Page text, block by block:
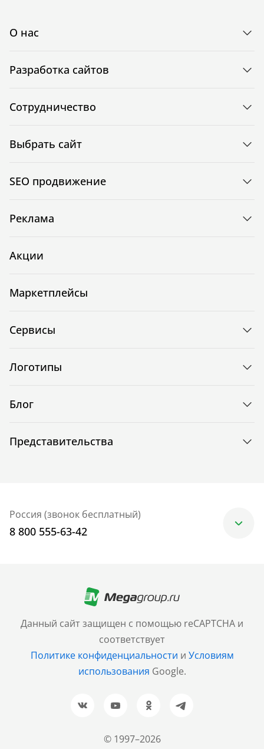
© 1997–2026
Данный сайт защищен с помощью reCAPTCHA и
соответствует
Политике конфиденциальности и Условиям
использования Google.
О нас
Разработка сайтов
Сотрудничество
Выбрать сайт
SEO продвижение
Реклама
Акции
Маркетплейсы
Сервисы
Логотипы
Блог
Представительства
Россия (звонок бесплатный)
8 800 555-63-42
+7 (499) 705-30-10
Санкт-Петербург
+7 (812) 600-77-33
Барнаул
+7 (961) 999-93-93
Новосибирск